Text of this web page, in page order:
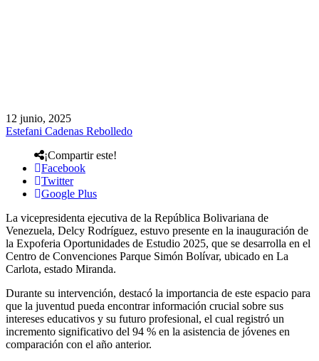
12 junio, 2025
Estefani Cadenas Rebolledo
¡Compartir este!
Facebook
Twitter
Google Plus
La vicepresidenta ejecutiva de la República Bolivariana de
Venezuela, Delcy Rodríguez, estuvo presente en la inauguración de
la Expoferia Oportunidades de Estudio 2025, que se desarrolla en el
Centro de Convenciones Parque Simón Bolívar, ubicado en La
Carlota, estado Miranda.
Durante su intervención, destacó la importancia de este espacio para
que la juventud pueda encontrar información crucial sobre sus
intereses educativos y su futuro profesional, el cual registró un
incremento significativo del 94 % en la asistencia de jóvenes en
comparación con el año anterior.